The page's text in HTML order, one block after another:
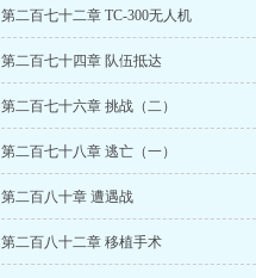
第二百七十二章 TC-300无人机
第二百七十四章 队伍抵达
第二百七十六章 挑战（二）
第二百七十八章 逃亡（一）
第二百八十章 遭遇战
第二百八十二章 移植手术